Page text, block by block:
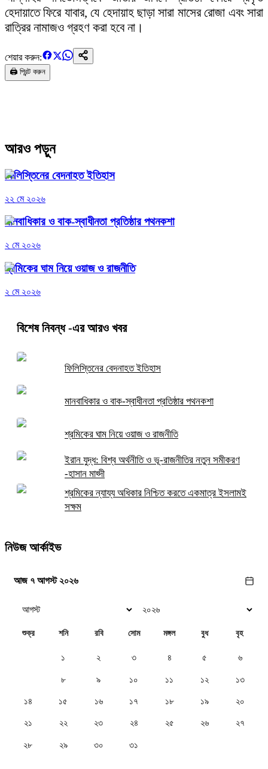
হেদায়াতে ফিরে যাবার, যে হেদায়াহ ছাড়া সারা মাসের রোজা এবং সারা
রাত্রির নামাজও গ্রহণ করা হবে না।
শেয়ার করুন:
🖨️ প্রিন্ট করুন
আরও পড়ুন
ফিলিস্তিনের বেদনাহত ইতিহাস
২২ মে ২০২৬
মানবাধিকার ও বাক-স্বাধীনতা প্রতিষ্ঠার পথনকশা
২ মে ২০২৬
শ্রমিকের ঘাম নিয়ে ওয়াজ ও রাজনীতি
২ মে ২০২৬
বিশেষ নিবন্ধ-এর আরও খবর
ফিলিস্তিনের বেদনাহত ইতিহাস
মানবাধিকার ও বাক-স্বাধীনতা প্রতিষ্ঠার পথনকশা
শ্রমিকের ঘাম নিয়ে ওয়াজ ও রাজনীতি
ইরান যুদ্ধ: বিশ্ব অর্থনীতি ও ভূ-রাজনীতির নতুন সমীকরণ
-হাসান মাহ্দী
শ্রমিকের ন্যায্য অধিকার নিশ্চিত করতে একমাত্র ইসলামই
সক্ষম
নিউজ আর্কাইভ
আজ ৭ আগস্ট ২০২৬
শুক্র শনি রবি সোম মঙ্গল বুধ বৃহ
১ ২ ৩ ৪ ৫ ৬
৮ ৯ ১০ ১১ ১২ ১৩
১৪ ১৫ ১৬ ১৭ ১৮ ১৯ ২০
২১ ২২ ২৩ ২৪ ২৫ ২৬ ২৭
২৮ ২৯ ৩০ ৩১